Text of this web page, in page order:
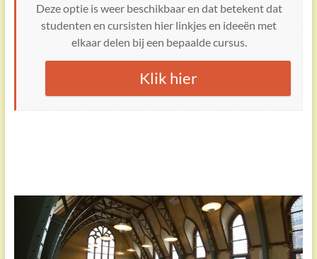
Deze optie is weer beschikbaar en dat betekent dat
studenten en cursisten hier linkjes en ideeën met
elkaar delen bij een bepaalde cursus.
Klik hier